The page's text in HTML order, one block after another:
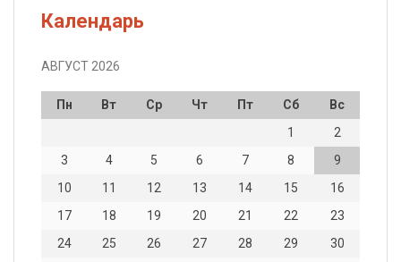
Календарь
АВГУСТ 2026
Пн Вт Ср Чт Пт Сб
Вс
1
2
3
4 5 6 7 8
9
10
11 12 13 14 15
16
17
18 19 20 21 22
23
24
25 26 27 28 29
30